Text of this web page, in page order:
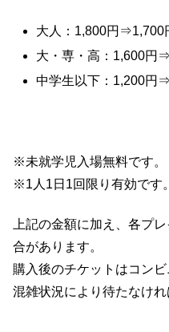
大人：1,800円⇒1,700
大・専・高：1,600円
中学生以下：1,200円
※未就学児入場無料です。
※1人1日1回限り有効です。
上記の金額に加え、各プ
合があります。
購入後のチケットはコンビ
混雑状況により待たなけ